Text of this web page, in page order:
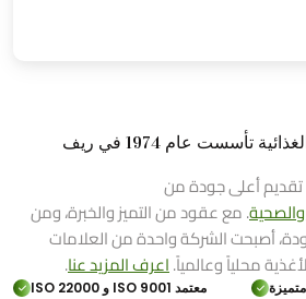
شركة الأحلام للمنتجات الغذائية تأسست عام 1974 في ريف
تقديم أعلى جودة من
والصحية. مع عقود من التميز والخبرة، ومن
أصبحت الشركة واحدة من العلامات
محلياً وعالمياً.اعرف المزيد عنا.
معتمد ISO 9001 و ISO 22000